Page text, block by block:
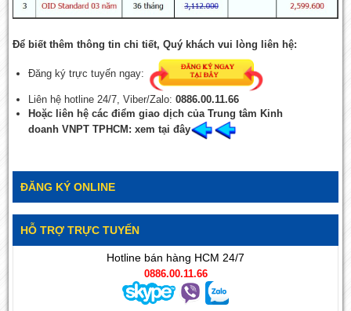
Để biết thêm thông tin chi tiết, Quý khách vui lòng liên hệ:
Đăng ký trực tuyến ngay:
Liên hệ hotline 24/7, Viber/Zalo:0886.00.11.66
Hoặc liên hệ các điểm giao dịch của Trung tâm Kinh
doanh VNPT TPHCM: xem tại đây
ĐĂNG KÝ ONLINE
HỖ TRỢ TRỰC TUYẾN
Hotline bán hàng HCM 24/7
0886.00.11.66